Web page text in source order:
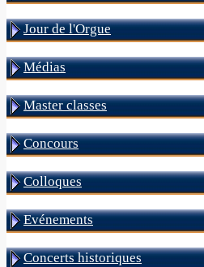
Jour de l'Orgue
Médias
Master classes
Concours
Colloques
Evénements
Concerts historiques